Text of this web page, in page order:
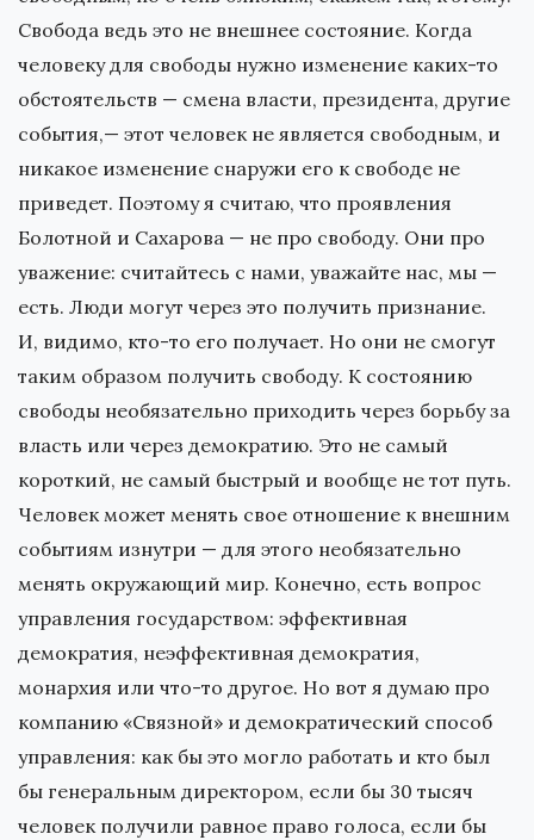
Свобода ведь это не внешнее состояние. Когда
человеку для свободы нужно изменение каких-то
обстоятельств — смена власти, президента, другие
события,— этот человек не является свободным, и
никакое изменение снаружи его к свободе не
приведет. Поэтому я считаю, что проявления
Болотной и Сахарова — не про свободу. Они про
уважение: считайтесь с нами, уважайте нас, мы —
есть. Люди могут через это получить признание.
И, видимо, кто-то его получает. Но они не смогут
таким образом получить свободу. К состоянию
свободы необязательно приходить через борьбу за
власть или через демократию. Это не самый
короткий, не самый быстрый и вообще не тот путь.
Человек может менять свое отношение к внешним
событиям изнутри — для этого необязательно
менять окружающий мир. Конечно, есть вопрос
управления государством: эффективная
демократия, неэффективная демократия,
монархия или что-то другое. Но вот я думаю про
компанию «Связной» и демократический способ
управления: как бы это могло работать и кто был
бы генеральным директором, если бы 30 тысяч
человек получили равное право голоса, если бы